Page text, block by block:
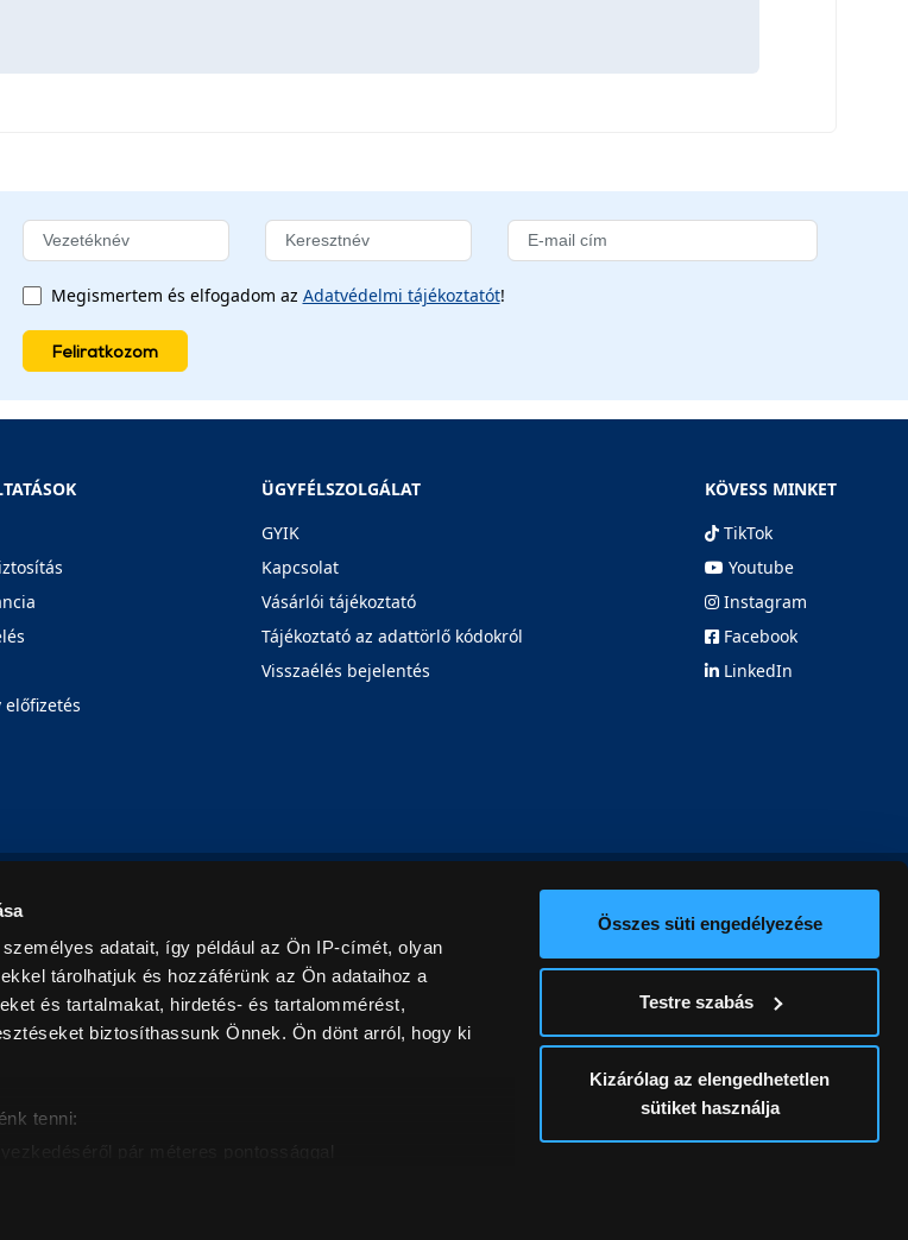
adatait, így például az Ön IP-címét, olyan
tárolhatjuk és hozzáférünk az Ön adataihoz a
és tartalmakat, hirdetés- és tartalommérést,
biztosíthassunk Önnek. Ön dönt arról, hogy ki
tenni:
Összes süti engedélyezése
Testre szabás
Kizárólag az elengedhetetlen
sütiket használja
Megismertem és elfogadom az Adatvédelmi tájékoztatót!
Feliratkozom
előfizetés
ÜGYFÉLSZOLGÁLAT
GYIK
Kapcsolat
Vásárlói tájékoztató
Tájékoztató az adattörlő kódokról
Visszaélés bejelentés
KÖVESS MINKET
TikTok
Youtube
Instagram
Facebook
LinkedIn
fenntartva! Euronics Műszaki Áruházlánc
jellegűek, és nem minősülnek ajánlattételnek, az esetleges pontatlanságért